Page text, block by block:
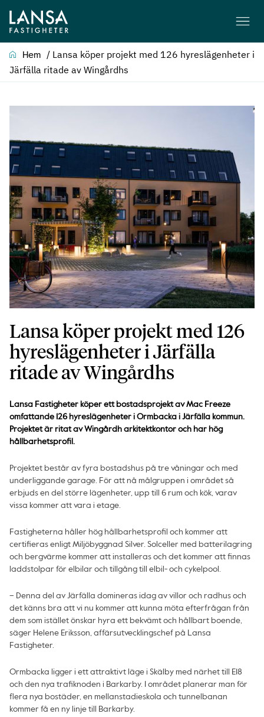
Hem / Lansa köper projekt med 126 hyreslägenheter i
Järfälla ritade av Wingårdhs
Lansa köper projekt med 126
hyreslägenheter i Järfälla
ritade av Wingårdhs
Lansa Fastigheter köper ett bostadsprojekt av Mac Freeze
omfattande 126 hyreslägenheter i Ormbacka i Järfälla kommun.
Projektet är ritat av Wingårdh arkitektkontor och har hög
hållbarhetsprofil.
Projektet består av fyra bostadshus på tre våningar och med
underliggande garage. För att nå målgruppen i området så
erbjuds en del större lägenheter, upp till 6 rum och kök, varav
vissa kommer att vara i etage.
Fastigheterna håller hög hållbarhetsprofil och kommer att
certifieras enligt Miljöbyggnad Silver. Solceller med batterilagring
och bergvärme kommer att installeras och det kommer att finnas
laddstolpar för elbilar och tillgång till elbil- och cykelpool.
– Denna del av Järfälla domineras idag av villor och radhus och
det känns bra att vi nu kommer att kunna möta efterfrågan från
dem som istället önskar hyra ett bekvämt och hållbart boende,
säger Helene Eriksson, affärsutvecklingschef på Lansa
Fastigheter.
Ormbacka ligger i ett attraktivt läge i Skälby med närhet till E18
och den nya trafiknoden i Barkarby. I området planerar man för
flera nya bostäder, en mellanstadieskola och tunnelbanan
kommer få en ny linje till Barkarby.